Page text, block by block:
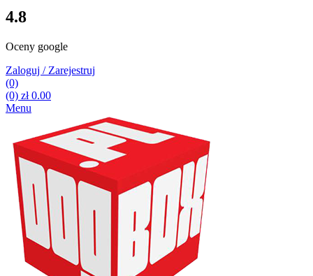
4.8
Oceny google
Zaloguj / Zarejestruj
(0)
(0) zł0.00
Menu